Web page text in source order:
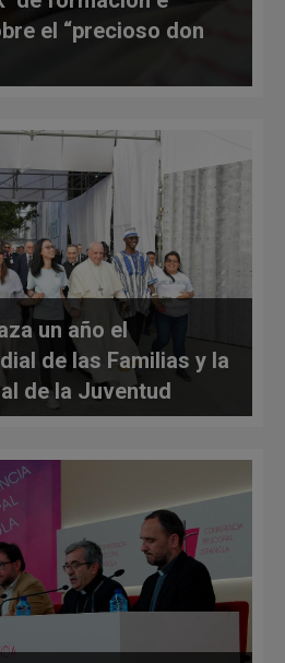
el “precioso don
un año el
de las Familias y la
de la Juventud